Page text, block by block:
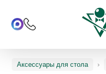
Аксессуары для стола